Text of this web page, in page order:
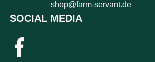
shop@farm-servant.de
SOCIAL MEDIA